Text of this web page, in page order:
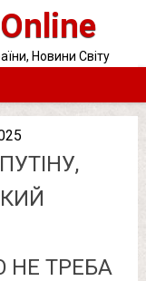
Новини Світу
НЕ ТРЕБА